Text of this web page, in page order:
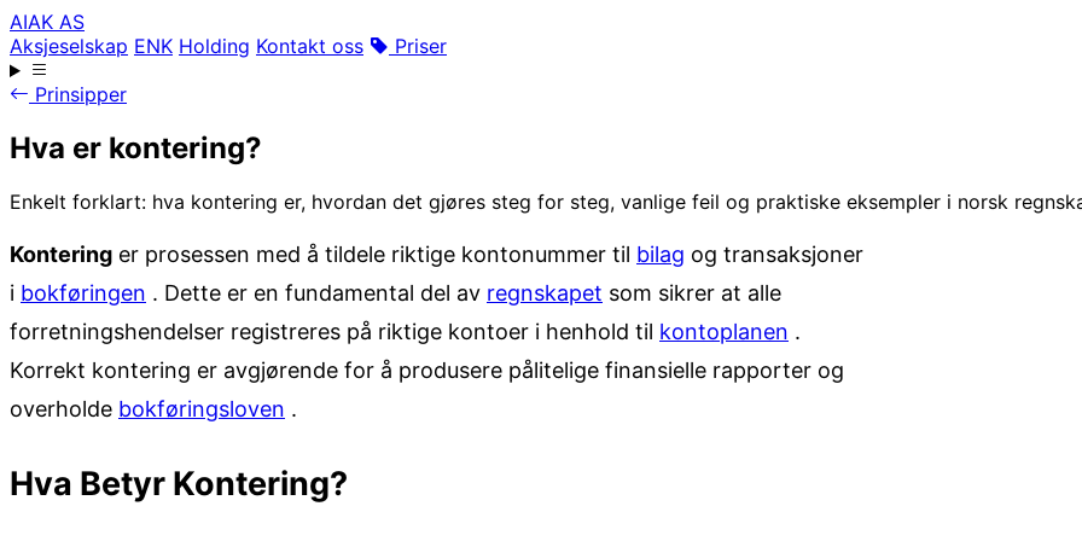
AIAK AS
Aksjeselskap ENK Holding Kontakt oss
Priser
Prinsipper
Hva er kontering?
Enkelt forklart: hva kontering er, hvordan det gjøres steg for steg, vanlige feil og praktiske eksempler i norsk
Kontering er prosessen med å tildele riktige kontonummer til bilag og transaksjoner
i bokføringen . Dette er en fundamental del av regnskapet som sikrer at alle
forretningshendelser registreres på riktige kontoer i henhold til kontoplanen .
Korrekt kontering er avgjørende for å produsere pålitelige finansielle rapporter og
overholde bokføringsloven .
Hva Betyr Kontering?